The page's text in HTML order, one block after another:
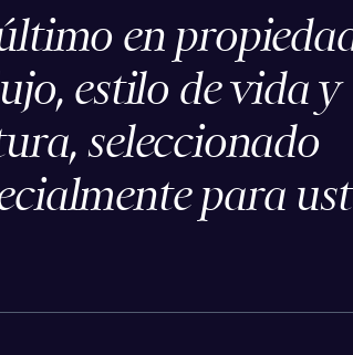
en
estilo de vida y
seleccionado
para